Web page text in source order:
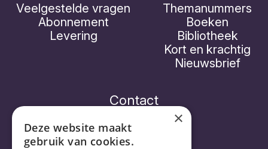
Veelgestelde vragen
Abonnement
Levering
Themanummers
Boeken
Bibliotheek
Kort en krachtig
Nieuwsbrief
Contact
×
Deze website maakt
gebruik van cookies.